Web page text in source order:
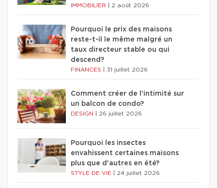
IMMOBILIER 2 août 2026
Pourquoi le prix des maisons
reste-t-il le même malgré un
taux directeur stable ou qui
descend?
FINANCES 31 juillet 2026
Comment créer de l'intimité sur
un balcon de condo?
DESIGN 26 juillet 2026
Pourquoi les insectes
envahissent certaines maisons
plus que d'autres en été?
STYLE DE VIE 24 juillet 2026